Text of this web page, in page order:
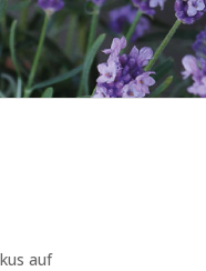
auf